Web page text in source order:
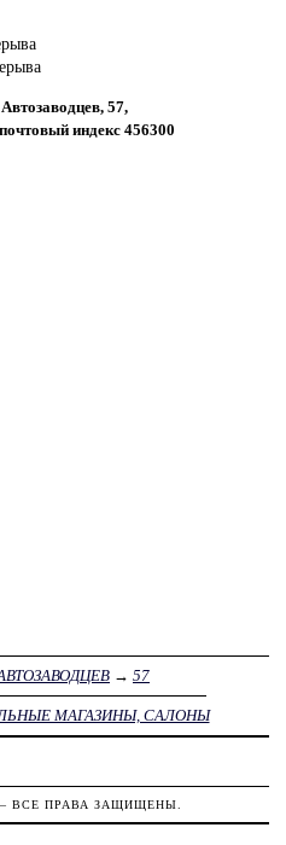
57,
индекс 456300
→ 57
МАГАЗИНЫ, САЛОНЫ
ВСЕ ПРАВА ЗАЩИЩЕНЫ.